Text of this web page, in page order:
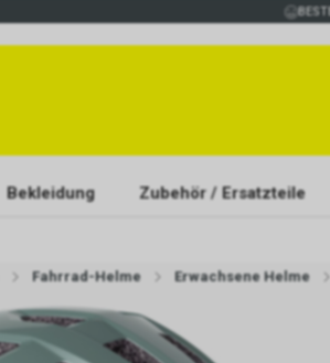
Bekleidung Zubehör / Ersatzteile
Fahrrad-Helme Erwachsene Helme